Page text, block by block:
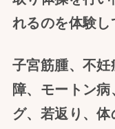
れるのを体験し
子宮筋腫、不
障、モートン
グ、若返り、